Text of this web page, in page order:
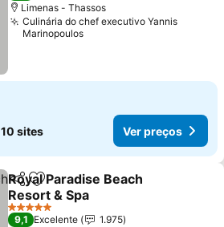
Limenas - Thassos
Culinária do chef executivo Yannis
Marinopoulos
10 sites Ver preços
PartilharAdicionar aos favoritos
Royal Paradise Beach
Resort & Spa
5 Estrelas
9,1 Excelente
1.975